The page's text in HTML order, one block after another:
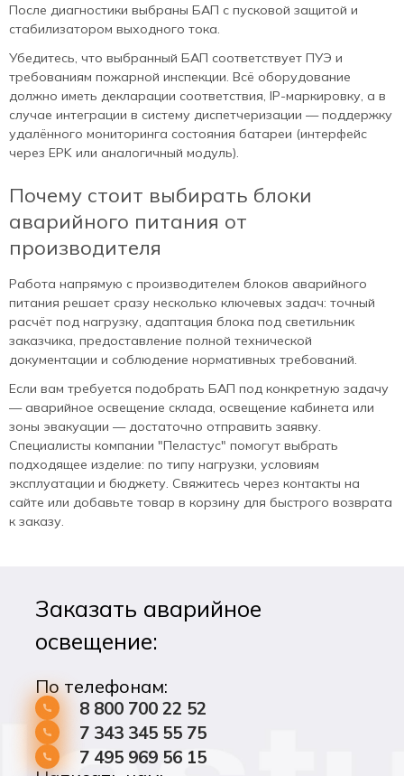
После диагностики выбраны БАП с пусковой защитой и
стабилизатором выходного тока.
Убедитесь, что выбранный БАП соответствует ПУЭ и
требованиям пожарной инспекции. Всё оборудование
должно иметь декларации соответствия, IP-маркировку, а в
случае интеграции в систему диспетчеризации — поддержку
удалённого мониторинга состояния батареи (интерфейс
через EPK или аналогичный модуль).
Почему стоит выбирать блоки
аварийного питания от
производителя
Работа напрямую с производителем блоков аварийного
питания решает сразу несколько ключевых задач: точный
расчёт под нагрузку, адаптация блока под светильник
заказчика, предоставление полной технической
документации и соблюдение нормативных требований.
Если вам требуется подобрать БАП под конкретную задачу
— аварийное освещение склада, освещение кабинета или
зоны эвакуации — достаточно отправить заявку.
Специалисты компании "Пеластус" помогут выбрать
подходящее изделие: по типу нагрузки, условиям
эксплуатации и бюджету. Свяжитесь через контакты на
сайте или добавьте товар в корзину для быстрого возврата
к заказу.
Заказать аварийное
освещение:
По телефонам:
8 800 700 22 52
7 343 345 55 75
7 495 969 56 15